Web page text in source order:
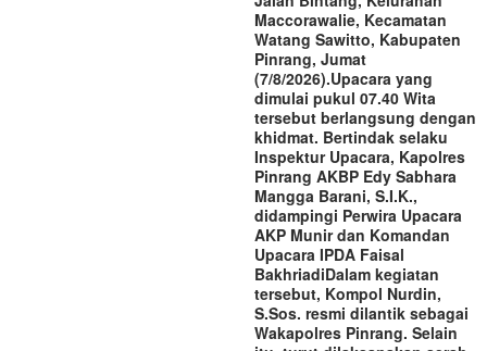
Maccorawalie, Kecamatan
Watang Sawitto, Kabupaten
Pinrang, Jumat
(7/8/2026).‎‎Upacara yang
dimulai pukul 07.40 Wita
tersebut berlangsung dengan
khidmat. Bertindak selaku
Inspektur Upacara, Kapolres
Pinrang AKBP Edy Sabhara
Mangga Barani, S.I.K.,
didampingi Perwira Upacara
AKP Munir dan Komandan
Upacara IPDA Faisal
Bakhriadi‎‎Dalam kegiatan
tersebut, Kompol Nurdin,
S.Sos. resmi dilantik sebagai
Wakapolres Pinrang. Selain